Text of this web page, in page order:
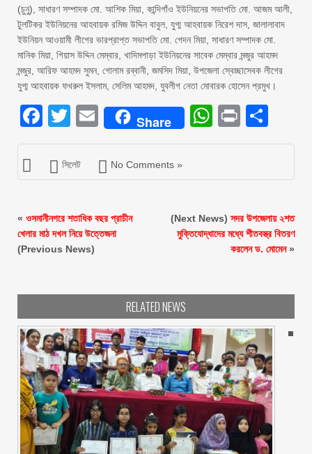
(চুনু), সাধারণ সম্পাদক মো. আশিক মিয়া, কান্দিগাঁও ইউনিয়নের সভাপতি মো. আজম আলী,
টুলটিকর ইউনিয়নের আহবায়ক রমিজ উদ্দিন বাবুল, যুগ্ম আহবায়ক নিরেশ দাস, জালালাবাদ
ইউনিয়ন আওয়ামী লীগের ভারপ্রাপ্ত সভাপতি মো. গেদন মিয়া, সাধারণ সম্পাদক মো.
মানিক মিয়া, গিয়াস উদ্দিন মেম্বার, খাদিমপাড়া ইউনিয়নের সাবেক মেম্বার মন্জুর আহমদ
মন্জুর, আরিফ আহমদ সুমন, গোলাম রব্বানী, জমসিদ মিয়া, উপজেলা স্বেচ্ছাসেবক লীগের
যুগ্ম আহবায়ক ফখরুল ইসলাম, সেলিম আহমদ, যুবলীগ নেতা মোবারক হোসেন প্রমুখ।
Facebook
Twitter
EmailShare Print
সিলেট No Comments »
« ওসমানীনগরে শতাধিক বছর প্রাচীন
খেলার মাঠ দখল নিয়ে উত্তেজনা
(Previous News)
(Next News) সদর উপজেলায় ২শত
মুক্তিযোদ্ধাদের মধ্যে শীতবস্ত্র বিতরণ
করলেন ড. মোমেন»
RELATED NEWS